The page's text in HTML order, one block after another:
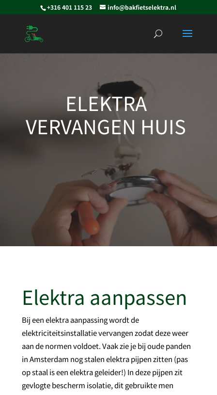
+316 401 115 23 info@bakfietselektra.nl
ELEKTRA
VERVANGEN HUIS
Elektra aanpassen
Bij een elektra aanpassing wordt de
elektriciteitsinstallatie vervangen zodat deze weer
aan de normen voldoet. Vaak zie je bij oude panden
in Amsterdam nog stalen elektra pijpen zitten (pas
op staal is een elektra geleider!) In deze pijpen zit
gevlogte bescherm isolatie, dit gebruikte men